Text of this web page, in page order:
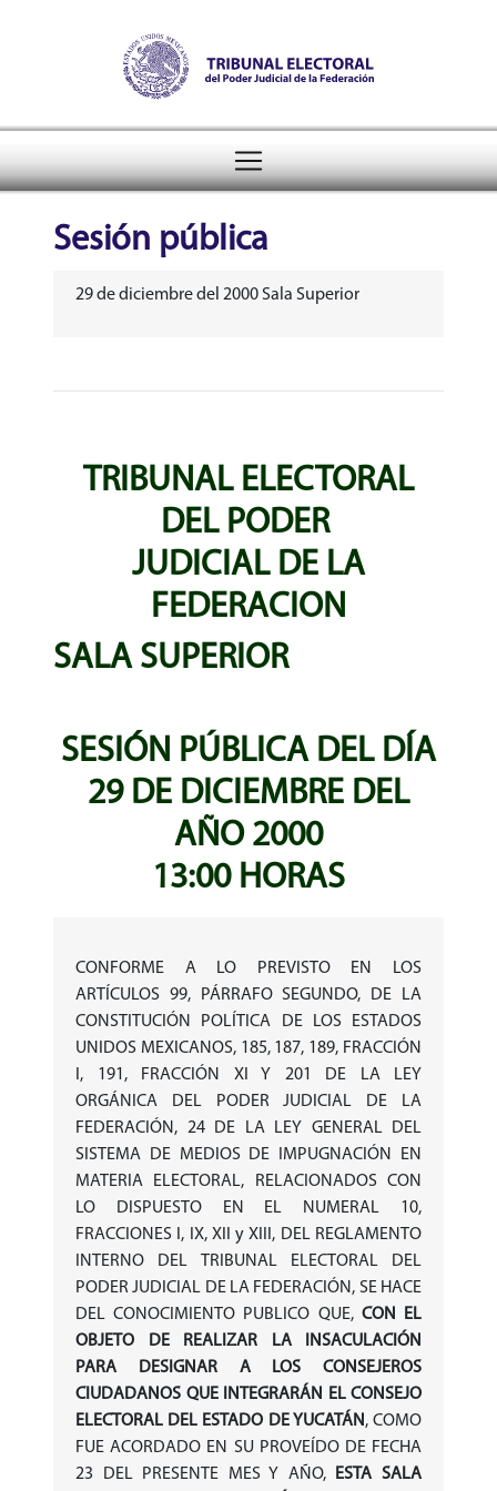
Tribunal Electoral del
header
Sesión pública
29 de diciembre del 2000 Sala Superior
TRIBUNAL ELECTORAL
DEL PODER
JUDICIAL DE LA
FEDERACION
SALA SUPERIOR
SESIÓN PÚBLICA DEL DÍA
29 DE DICIEMBRE DEL
AÑO 2000
13:00 HORAS
CONFORME A LO PREVISTO EN LOS
ARTÍCULOS 99, PÁRRAFO SEGUNDO, DE LA
CONSTITUCIÓN POLÍTICA DE LOS ESTADOS
UNIDOS MEXICANOS, 185, 187, 189, FRACCIÓN
I, 191, FRACCIÓN XI Y 201 DE LA LEY
ORGÁNICA DEL PODER JUDICIAL DE LA
FEDERACIÓN, 24 DE LA LEY GENERAL DEL
SISTEMA DE MEDIOS DE IMPUGNACIÓN EN
MATERIA ELECTORAL, RELACIONADOS CON
LO DISPUESTO EN EL NUMERAL 10,
FRACCIONES I, IX, XII y XIII, DEL REGLAMENTO
INTERNO DEL TRIBUNAL ELECTORAL DEL
PODER JUDICIAL DE LA FEDERACIÓN, SE HACE
DEL CONOCIMIENTO PUBLICO QUE, CON EL
OBJETO DE REALIZAR LA INSACULACIÓN
PARA DESIGNAR A LOS CONSEJEROS
CIUDADANOS QUE INTEGRARÁN EL CONSEJO
ELECTORAL DEL ESTADO DE YUCATÁN, COMO
FUE ACORDADO EN SU PROVEÍDO DE FECHA
23 DEL PRESENTE MES Y AÑO,
ESTA SALA